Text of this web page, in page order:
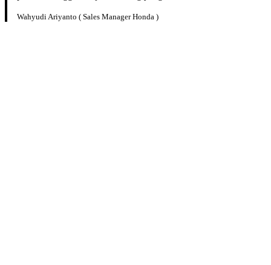
Wahyudi Ariyanto ( Sales Manager Honda )